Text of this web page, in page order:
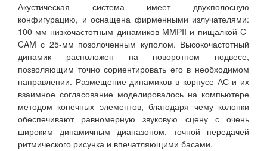
Акустическая система имеет двухполосную
конфигурацию, и оснащена фирменными излучателями:
100-мм низкочастотным динамиков MMPII и пищалкой C-
CAM с 25-мм позолоченным куполом. Высокочастотный
динамик расположен на поворотном подвесе,
позволяющим точно сориентировать его в необходимом
направлении. Размещение динамиков в корпусе АС и их
взаимное согласование моделировалось на компьютере
методом конечных элементов, благодаря чему колонки
обеспечивают равномерную звуковую сцену с очень
широким динамичным диапазоном, точной передачей
ритмического рисунка и впечатляющими басами.